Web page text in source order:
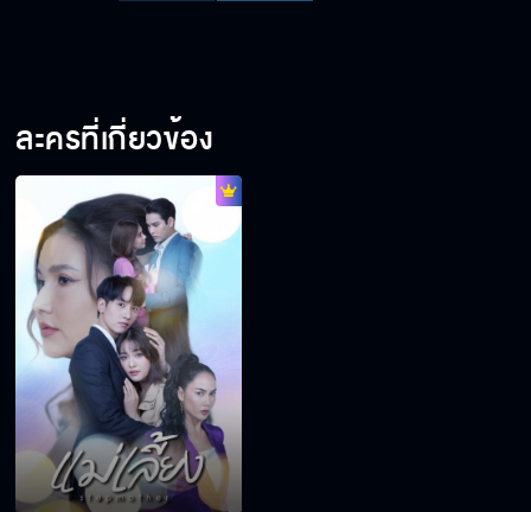
ละครที่เกี่ยวข้อง